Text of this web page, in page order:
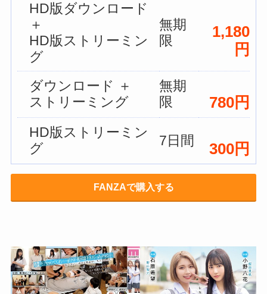
HD版ダウンロード
＋
HD版ストリーミン
グ
無期
限
1,180
円
ダウンロード ＋
ストリーミング
無期
限
780円
HD版ストリーミン
グ
7日間 300円
FANZAで購入する